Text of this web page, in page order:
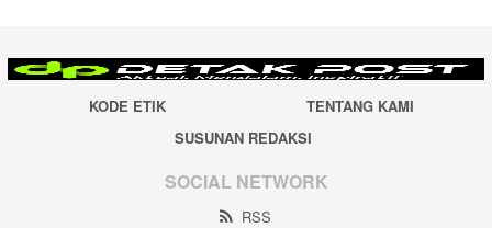
KODE ETIK
TENTANG KAMI
SUSUNAN REDAKSI
SOCIAL NETWORK
RSS